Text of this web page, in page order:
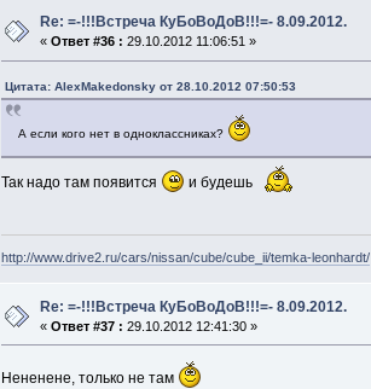
Re: =-!!!Встреча КуБоВоДоВ!!!=- 8.09.2012.
«Ответ #36 : 29.10.2012 11:06:51 »
Цитата: AlexMakedonsky от 28.10.2012 07:50:53
А если кого нет в одноклассниках?
Так надо там появится и будешь
http://www.drive2.ru/cars/nissan/cube/cube_ii/temka-leonhardt/
Re: =-!!!Встреча КуБоВоДоВ!!!=- 8.09.2012.
«Ответ #37 : 29.10.2012 12:41:30 »
Нененене, только не там